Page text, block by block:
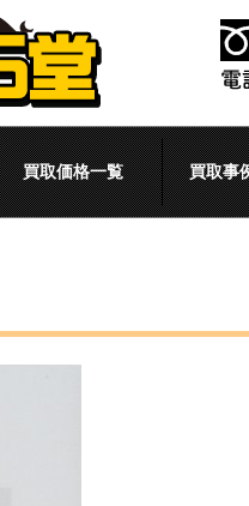
買取価格一覧 買取事